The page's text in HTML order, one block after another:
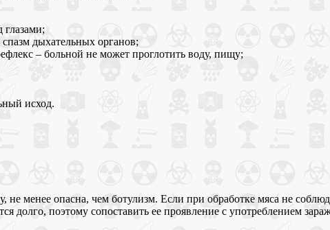
глазами;
дыхательных органов;
– больной не может проглотить воду, пищу;
исход.
менее опасна, чем ботулизм. Если при обработке мяса не
долго, поэтому сопоставить ее проявление с употреблением